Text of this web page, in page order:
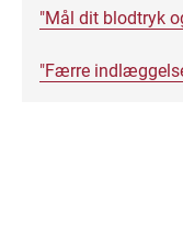
"Mål dit blodtryk
"Færre